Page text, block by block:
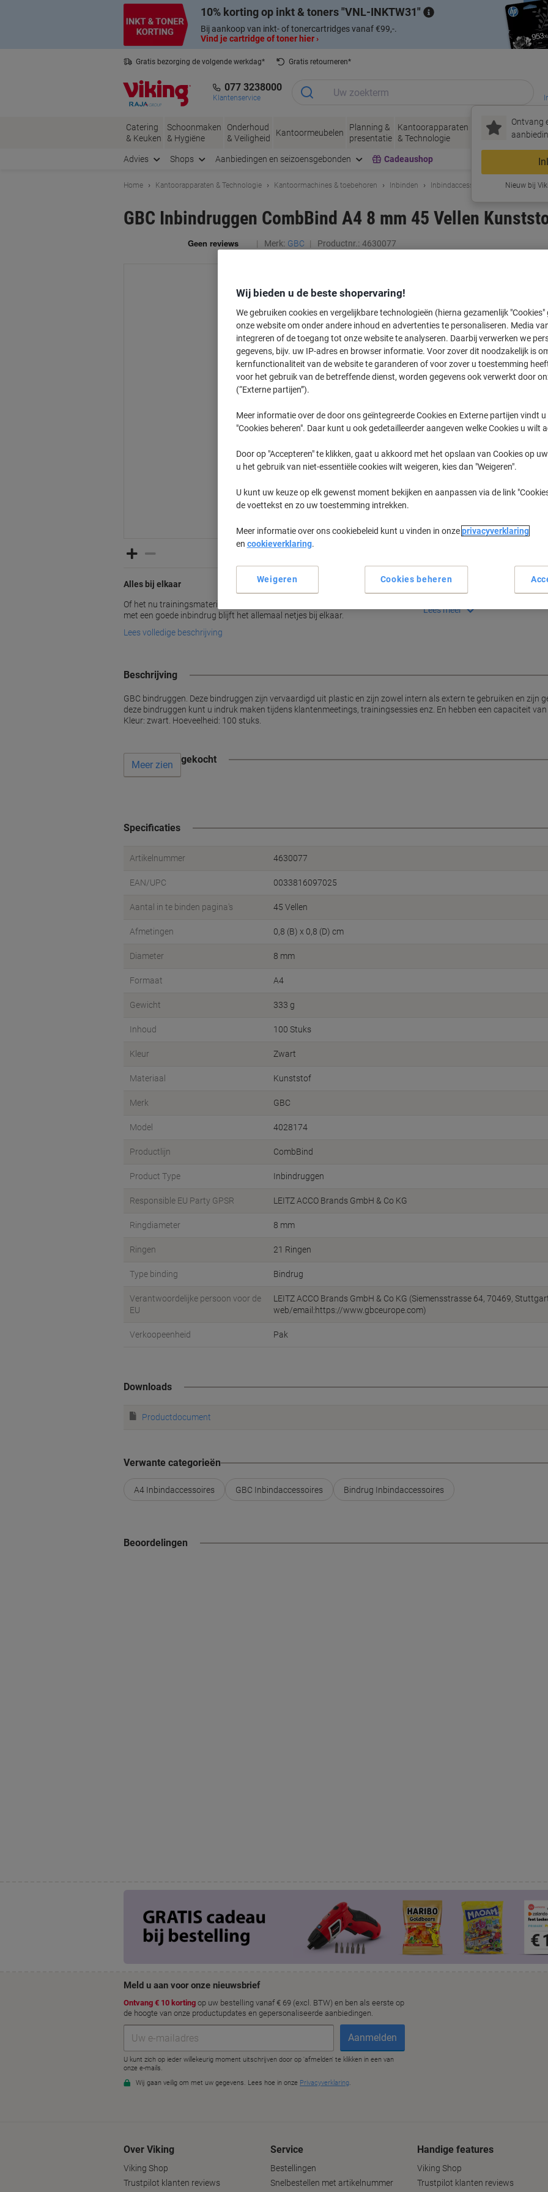
10% korting op inkt & toners VNL-INKTW31
Bij aankoop van inkt- of tonercartridges vanaf €99,-.
Vind je cartridge of toner hier ›
Gratis bezorging de volgende werkdag*
Gratis retourneren*
077 3238000
Klantenservice
Ontvang
Nieuw bij
Catering
& Keuken
Schoonmaken
& Hygiëne
Onderhoud
& Veiligheid
Kantoormeubelen
Planning &
presentatie
Kantoorapparaten
& Technologie
Inkt &
Toner
Papier,
& Verpakken
Advies Shops Aanbiedingen en seizoensgebonden Cadeaushop
Home Kantoorapparaten & Technologie Kantoormachines & toebehoren Inbinden Inbindaccessoires
GBC Inbindruggen CombBind A4 8 mm 45 Vellen
Merk: GBC Productnr.: 4630077
Alles bij elkaar
Of het nu trainingsmateriaal, interne documenten of iets anders betreft,
met een goede inbindrug blijft het allemaal netjes bij elkaar.
Lees volledige beschrijving
1Pak € 16,99
2Pak € 16,49 -2%
Momenteel op voorraad Levertijd
Aantal
Geschikt voor intern en
Past tot 45 vellen, A4-
Stijlvolle zwarte bindruggen
Lees meer
Beschrijving
GBC bindruggen. Deze bindruggen zijn vervaardigd uit plastic en zijn zowel intern als extern te gebruiken en zijn
deze bindruggen kunt u indruk maken tijdens klantenmeetings, trainingsessies enz. En hebben een capaciteit van
Kleur: zwart. Hoeveelheid: 100 stuks.
Vaak samen gekocht
Meer zien
Specificaties
Artikelnummer 4630077
EAN/UPC 0033816097025
Aantal in te binden pagina's 45 Vellen
Afmetingen 0,8 (B) x 0,8 (D) cm
Diameter 8 mm
Formaat A4
Gewicht 333 g
Inhoud 100 Stuks
Kleur Zwart
Materiaal Kunststof
Merk GBC
Model 4028174
Productlijn CombBind
Product Type Inbindruggen
Responsible EU Party GPSR LEITZ ACCO Brands GmbH & Co KG
Ringdiameter 8 mm
Ringen 21 Ringen
Type binding Bindrug
Verantwoordelijke persoon voor de
EU
LEITZ ACCO Brands GmbH & Co KG (Siemensstrasse 64, 70469,
web/email:https://www.gbceurope.com)
Verkoopeenheid Pak
Downloads
Productdocument
Verwante categorieën
A4 Inbindaccessoires GBC Inbindaccessoires Bindrug Inbindaccessoires
Beoordelingen
Over Viking
Viking Shop
Trustpilot klanten reviews
Service
Bestellingen
Snelbestellen met artikelnummer
Handige features
Viking Shop
Trustpilot klanten reviews
Wij bieden u de beste shopervaring!
We gebruiken cookies en vergelijkbare technologieën (hierna gezamenlijk "Cookies"
onze website om onder andere inhoud en advertenties te personaliseren. Media
integreren of de toegang tot onze website te analyseren. Daarbij verwerken we
gegevens, bijv. uw IP-adres en browser informatie. Voor zover dit noodzakelijk is
kernfunctionaliteit van de website te garanderen of voor zover u toestemming
voor het gebruik van de betreffende dienst, worden gegevens ook verwerkt door
(“Externe partijen”).
Meer informatie over de door ons geïntegreerde Cookies en Externe partijen vindt u
"Cookies beheren". Daar kunt u ook gedetailleerder aangeven welke Cookies u wilt
Door op "Accepteren" te klikken, gaat u akkoord met het opslaan van Cookies op
u het gebruik van niet-essentiële cookies wilt weigeren, kies dan "Weigeren".
U kunt uw keuze op elk gewenst moment bekijken en aanpassen via de link
de voettekst en zo uw toestemming intrekken.
Meer informatie over ons cookiebeleid kunt u vinden in onzeprivacyverklaring
en cookieverklaring.
Cookies beheren
Weigeren